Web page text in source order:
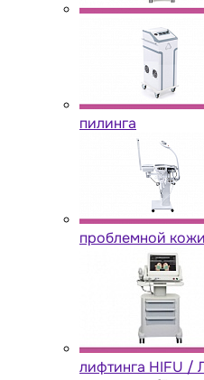
пилинга
проблемной кожи
лифтинга HIFU /